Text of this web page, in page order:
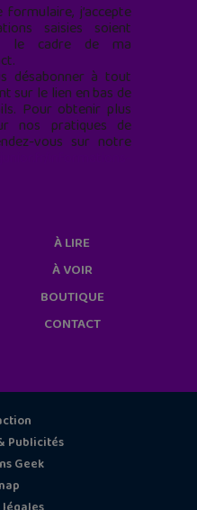
j’accepte
saisies soient
le cadre de ma
désabonner à tout
sur le lien en bas de
Pour obtenir plus
nos pratiques de
vous sur notre
À LIRE
À VOIR
BOUTIQUE
CONTACT
Publicités
Geek